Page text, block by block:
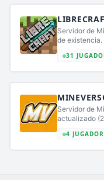
Servidor de
de
modos en
31
Servidor de
actualizado
4